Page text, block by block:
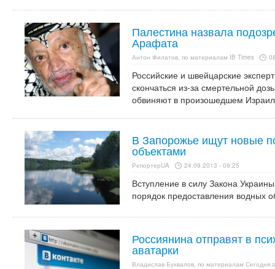
Палестина назвала
Арафата
Антон Филатов, по материалам IB Times
Российские и швейцарские
скончаться из-за смертельной
обвиняют в произошедшем
В Запорожье ищут новые
объектами
РепортерUA 24.09.2013 - 09:25
Вступление в силу Закона
порядок предоставления водных
Россиянина отправят в
аватарки
Владислав Бухвалов, по материалам